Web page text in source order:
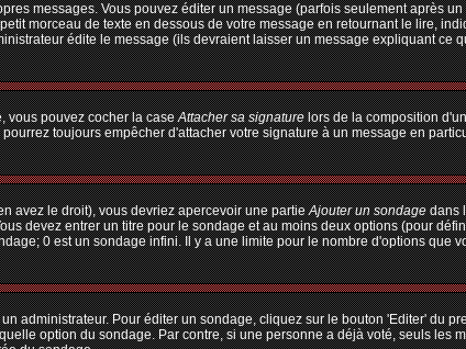
messages. Vous pouvez éditer un message (parfois seulement après
morceau de texte en dessous de votre message en retournant le lire,
édite le message (ils devraient laisser un message expliquant ce
vous pouvez cocher la caseAttacher sa signaturelors de la composition
toujours empêcher d'attacher votre signature à un message en
avez le droit), vous devriez apercevoir une partieAjouter un sondagedans
devez entrer un titre pour le sondage et au moins deux options (pour
0 est un sondage infini. Il y a une limite pour le nombre d'options que
administrateur. Pour éditer un sondage, cliquez sur le bouton 'Editer' du
option du sondage. Par contre, si une personne a déjà voté, seuls les